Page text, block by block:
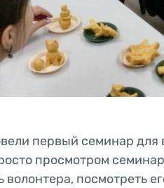
первый семинар для
просмотром
посмотреть